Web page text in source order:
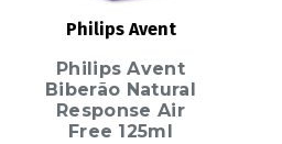
Philips Avent
Philips Avent
Biberão Natural
Response Air
Free 125ml